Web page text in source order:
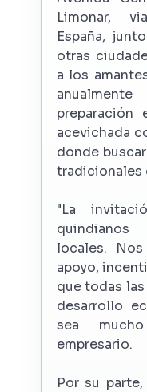
Limonar,
España,
otras
a los
preparación
acevichada
donde
tradicionales
"La
locales.
apoyo,
que todas las
desarrollo
sea
empresario.
Por su